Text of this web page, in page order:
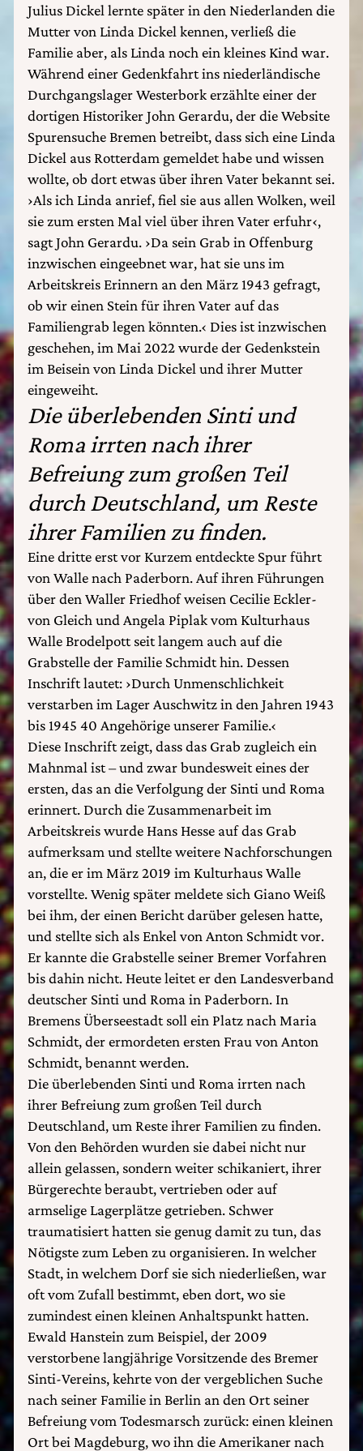
Julius Dickel lernte später in den Niederlanden die
Mutter von Linda Dickel kennen, verließ die
Familie aber, als Linda noch ein kleines Kind war.
Während einer Gedenkfahrt ins niederländische
Durchgangslager Westerbork erzählte einer der
dortigen Historiker John Gerardu, der die Website
Spurensuche Bremen betreibt, dass sich eine Linda
Dickel aus Rotterdam gemeldet habe und wissen
wollte, ob dort etwas über ihren Vater bekannt sei.
›Als ich Linda anrief, fiel sie aus allen Wolken, weil
sie zum ersten Mal viel über ihren Vater erfuhr‹,
sagt John Gerardu. ›Da sein Grab in Offenburg
inzwischen eingeebnet war, hat sie uns im
Arbeitskreis Erinnern an den März 1943 gefragt,
ob wir einen Stein für ihren Vater auf das
Familiengrab legen könnten.‹ Dies ist inzwischen
geschehen, im Mai 2022 wurde der Gedenkstein
im Beisein von Linda Dickel und ihrer Mutter
eingeweiht.
Die überlebenden Sinti und
Roma irrten nach ihrer
Befreiung zum großen Teil
durch Deutschland, um Reste
ihrer Familien zu finden.
Eine dritte erst vor Kurzem entdeckte Spur führt
von Walle nach Paderborn. Auf ihren Führungen
über den Waller Friedhof weisen Cecilie Eckler-
von Gleich und Angela Piplak vom Kulturhaus
Walle Brodelpott seit langem auch auf die
Grabstelle der Familie Schmidt hin. Dessen
Inschrift lautet: ›Durch Unmenschlichkeit
verstarben im Lager Auschwitz in den Jahren 1943
bis 1945 40 Angehörige unserer Familie.‹
Diese Inschrift zeigt, dass das Grab zugleich ein
Mahnmal ist – und zwar bundesweit eines der
ersten, das an die Verfolgung der Sinti und Roma
erinnert. Durch die Zusammenarbeit im
Arbeitskreis wurde Hans Hesse auf das Grab
aufmerksam und stellte weitere Nachforschungen
an, die er im März 2019 im Kulturhaus Walle
vorstellte. Wenig später meldete sich Giano Weiß
bei ihm, der einen Bericht darüber gelesen hatte,
und stellte sich als Enkel von Anton Schmidt vor.
Er kannte die Grabstelle seiner Bremer Vorfahren
bis dahin nicht. Heute leitet er den Landesverband
deutscher Sinti und Roma in Paderborn. In
Bremens Überseestadt soll ein Platz nach Maria
Schmidt, der ermordeten ersten Frau von Anton
Schmidt, benannt werden.
Die überlebenden Sinti und Roma irrten nach
ihrer Befreiung zum großen Teil durch
Deutschland, um Reste ihrer Familien zu finden.
Von den Behörden wurden sie dabei nicht nur
allein gelassen, sondern weiter schikaniert, ihrer
Bürgerechte beraubt, vertrieben oder auf
armselige Lagerplätze getrieben. Schwer
traumatisiert hatten sie genug damit zu tun, das
Nötigste zum Leben zu organisieren. In welcher
Stadt, in welchem Dorf sie sich niederließen, war
oft vom Zufall bestimmt, eben dort, wo sie
zumindest einen kleinen Anhaltspunkt hatten.
Ewald Hanstein zum Beispiel, der 2009
verstorbene langjährige Vorsitzende des Bremer
Sinti-Vereins, kehrte von der vergeblichen Suche
nach seiner Familie in Berlin an den Ort seiner
Befreiung vom Todesmarsch zurück: einen kleinen
Ort bei Magdeburg, wo ihn die Amerikaner nach